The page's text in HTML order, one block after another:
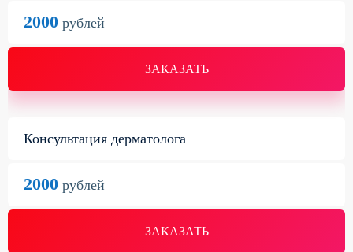
ЗАКАЗАТЬ
2000 рублей
Консультация дерматолога
ЗАКАЗАТЬ
2000 рублей